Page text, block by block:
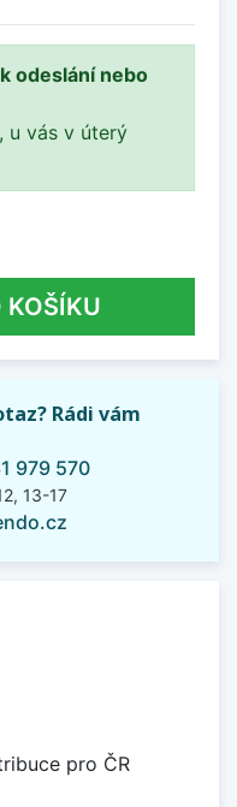
odeslání nebo
u vás v úterý
KOŠÍKU
Rádi vám
979 570
13-17
pro ČR